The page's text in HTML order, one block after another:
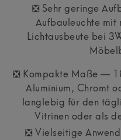
❎ Sehr geringe
Aufbauleuchte mit
Lichtausbeute bei
❎ Kompakte Maße —
Aluminium, Chromt
langlebig für den
Vitrinen oder als
❎ Vielseitige